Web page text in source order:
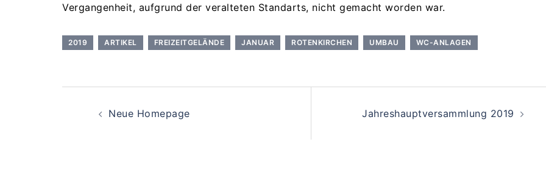
Vergangenheit, aufgrund der veralteten Standarts, nicht gemacht worden war.
2019 ARTIKEL FREIZEITGELÄNDE JANUAR ROTENKIRCHEN UMBAU WC-ANLAGEN
Neue Homepage Jahreshauptversammlung 2019